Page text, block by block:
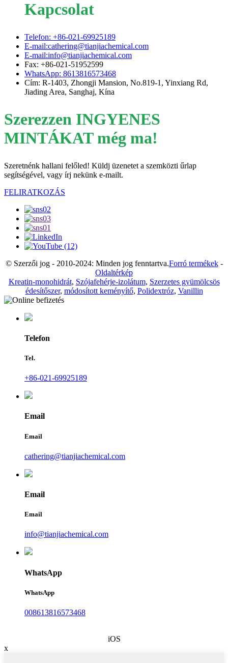
Kapcsolat
Telefon: +86-021-69925189
E-mail:cathering@tianjiachemical.com
E-mail:info@tianjiachemical.com
Fax: +86-021-51952599
WhatsApp: 8613816573468
Cím: R-1403, Zhongji Mansion, No.819-1, Yinxiang Rd,
Jiading Area, Sanghaj, Kína
Szerezzen INGYENES
MINTÁKAT még ma!
Szeretnénk hallani felőled! Küldj üzenetet a szemközti űrlap
segítségével, vagy írj nekünk e-mailt.
FELIRATKOZÁS
© Szerzői jog - 2010-2024: Minden jog fenntartva.Forró termékek-
Oldaltérkép
Kreatin-monohidrát, Szójafehérje-izolátum, Szerzetes gyümölcsös
édesítőszer, módosított keményítő, Polidextróz, Vanillin
Telefon
Tel.
+86-021-69925189
Email
Email
cathering@tianjiachemical.com
Email
Email
info@tianjiachemical.com
WhatsApp
WhatsApp
008613816573468
iOS
x